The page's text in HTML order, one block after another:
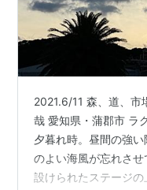
2021.6/11 森、道、市
哉 愛知県・蒲郡市
夕暮れ時。昼間の強
のよい海風が忘れさ
設けられたステージ